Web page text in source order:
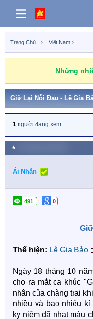
Trang Chủ Việt Nam
Những
1 người đang xem
★
Ái Nhẫn
491 0
Thể hiện: Lê Gia Bảo
Ngày 18 tháng 10
cho ra mắt ca khúc
nhận của chàng trai
nhiều và bao nhiêu
kỷ niệm đã nhạt màu